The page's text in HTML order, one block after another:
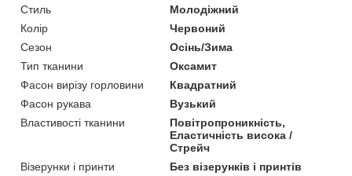
Стиль
Молодіжний
Колір
Червоний
Сезон
Осінь/Зима
Тип тканини
Оксамит
Фасон вирізу горловини
Квадратний
Фасон рукава
Вузький
Властивості тканини
Повітропроникність,
Еластичність висока /
Стрейч
Візерунки і принти
Без візерунків і принтів